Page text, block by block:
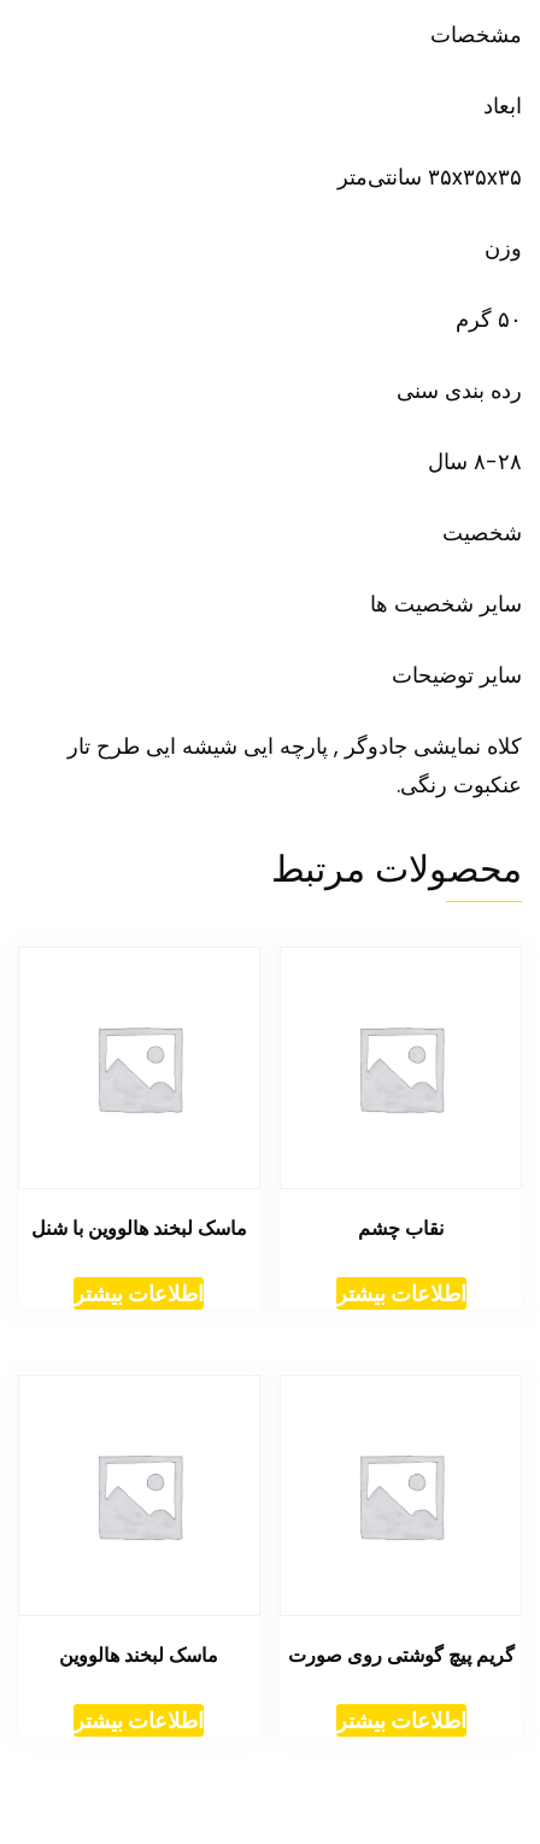
مشخصات
ابعاد
۳۵x۳۵x۳۵ سانتی‌متر
وزن
۵۰ گرم
رده بندی سنی
۸-۲۸ سال
شخصیت
سایر شخصیت ها
سایر توضیحات
کلاه نمایشی جادوگر , پارچه ایی شیشه ایی طرح تار
عنکبوت رنگی.
محصولات مرتبط
نقاب چشم
اطلاعات بیشتر
ماسک لبخند هالووین با شنل
اطلاعات بیشتر
گریم پیچ گوشتی روی صورت
اطلاعات بیشتر
ماسک لبخند هالووین
اطلاعات بیشتر